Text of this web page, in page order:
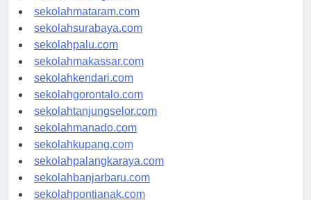
sekolahserang.com
sekolahmataram.com
sekolahsurabaya.com
sekolahpalu.com
sekolahmakassar.com
sekolahkendari.com
sekolahgorontalo.com
sekolahtanjungselor.com
sekolahmanado.com
sekolahkupang.com
sekolahpalangkaraya.com
sekolahbanjarbaru.com